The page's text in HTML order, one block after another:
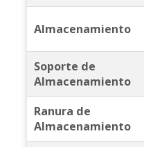
Almacenamiento
Soporte de
Almacenamiento
Ranura de
Almacenamiento